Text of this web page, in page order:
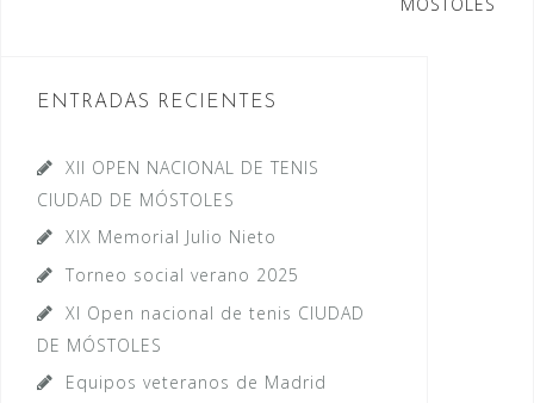
ENTRADAS RECIENTES
XII OPEN NACIONAL DE TENIS
CIUDAD DE MÓSTOLES
XIX Memorial Julio Nieto
Torneo social verano 2025
XI Open nacional de tenis CIUDAD
DE MÓSTOLES
Equipos veteranos de Madrid